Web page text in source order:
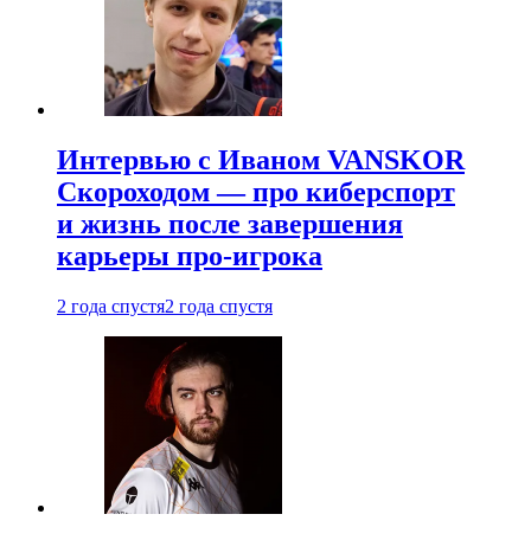
Интервью с Иваном VANSKOR
Скороходом — про киберспорт
и жизнь после завершения
карьеры про-игрока
2 года спустя2 года спустя